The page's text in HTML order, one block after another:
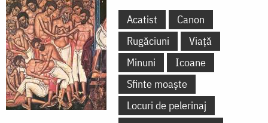
Acatist
Canon
Rugăciuni
Viață
Minuni
Icoane
Sfinte moaște
Locuri de pelerinaj